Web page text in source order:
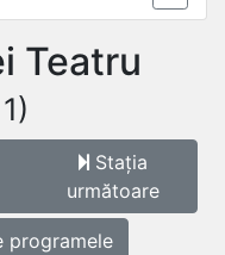
Teatru
Stația
următoare
programele